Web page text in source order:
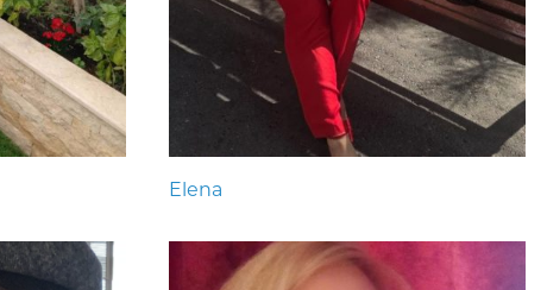
Elena